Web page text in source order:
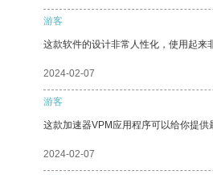
游客
这款软件的设计非常人性化，使用起来
2024-02-07
游客
这款加速器VPM应用程序可以给你提供
2024-02-07